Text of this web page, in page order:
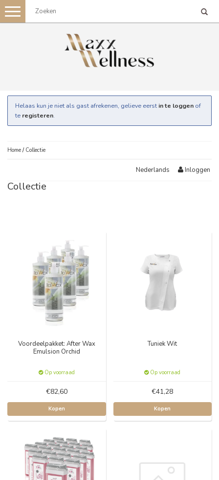
Toggle
navigation
Helaas kun je niet als gast afrekenen, gelieve eerst in te loggen of
te registeren.
Home / Collectie
Nederlands Inloggen
Collectie
Voordeelpakket: After Wax
Emulsion Orchid
Op voorraad
€82,60
Kopen
Tuniek Wit
Op voorraad
€41,28
Kopen